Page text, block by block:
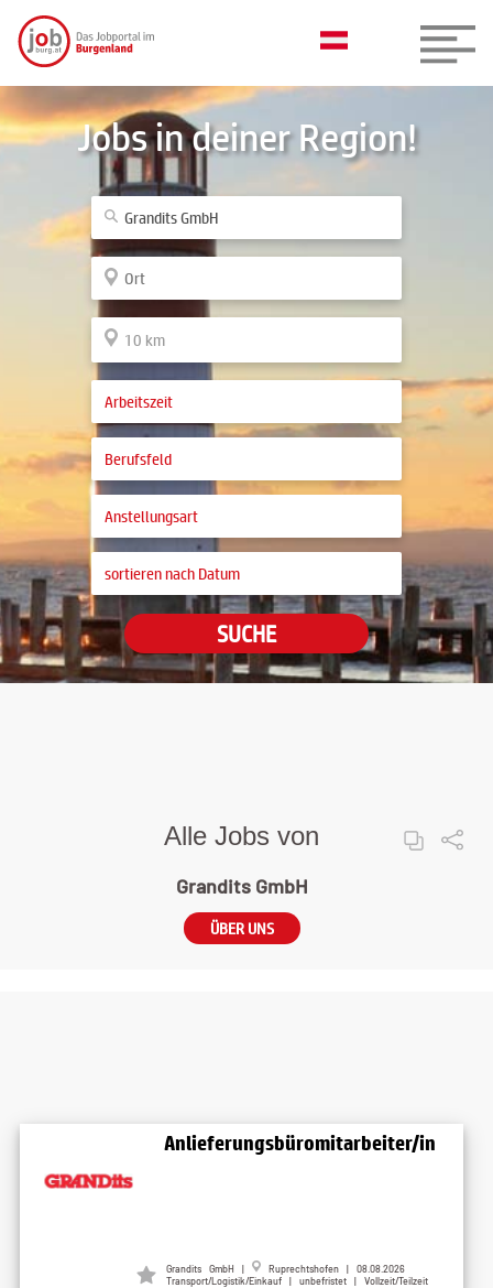
Jobs in deiner Region!
SUCHE
Alle Jobs von
Grandits GmbH
ÜBER UNS
Anlieferungsbüromitarbeiter/in
Grandits GmbH |
Ruprechtshofen | 08.08.2026
Transport/Logistik/Einkauf | unbefristet | Vollzeit/Teilzeit